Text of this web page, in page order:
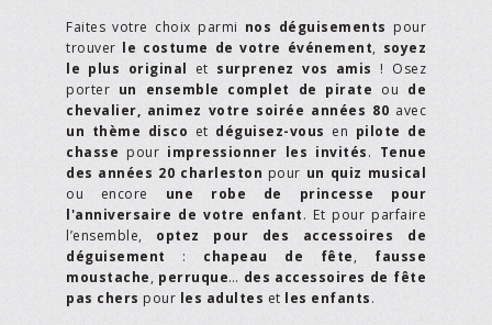
Faites votre choix parmi nos déguisements pour
trouver le costume de votre événement, soyez
le plus original et surprenez vos amis ! Osez
porter un ensemble complet de pirate ou de
chevalier, animez votre soirée années 80 avec
un thème disco et déguisez-vous en pilote de
chasse pour impressionner les invités. Tenue
des années 20 charleston pour un quiz musical
ou encore une robe de princesse pour
l'anniversaire de votre enfant. Et pour parfaire
l’ensemble, optez pour des accessoires de
déguisement : chapeau de fête, fausse
moustache, perruque… des accessoires de fête
pas chers pour les adultes et les enfants.